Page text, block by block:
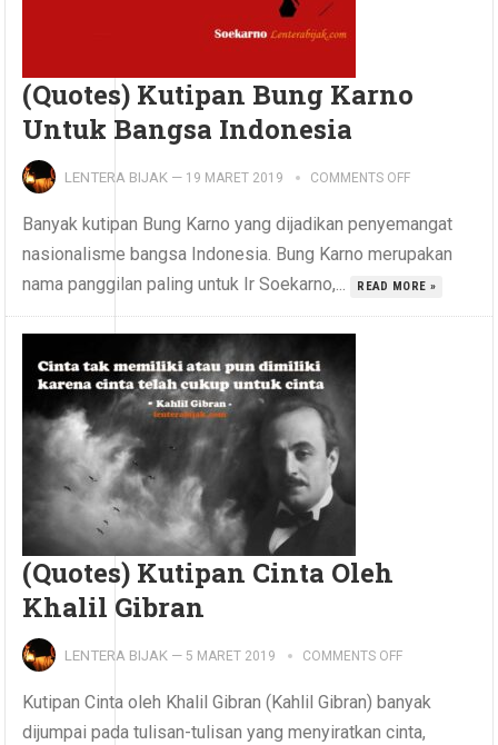
(Quotes) Kutipan Bung Karno
Untuk Bangsa Indonesia
LENTERA BIJAK — 19 MARET 2019 COMMENTS OFF
Banyak kutipan Bung Karno yang dijadikan penyemangat
nasionalisme bangsa Indonesia. Bung Karno merupakan
nama panggilan paling untuk Ir Soekarno,...
READ MORE »
(Quotes) Kutipan Cinta Oleh
Khalil Gibran
LENTERA BIJAK — 5 MARET 2019 COMMENTS OFF
Kutipan Cinta oleh Khalil Gibran (Kahlil Gibran) banyak
dijumpai pada tulisan-tulisan yang menyiratkan cinta,